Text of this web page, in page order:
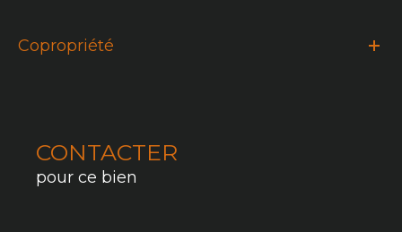
Copropriété
CONTACTER
pour ce bien